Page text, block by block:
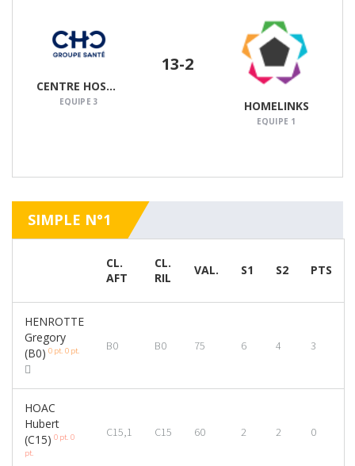
CENTRE HOSPITALIER CHRÉTIEN
EQUIPE 3
13-2
HOMELINKS
EQUIPE 1
SIMPLE N°1
CL.
AFT
CL.
RIL
VAL. S1 S2 PTS
HENROTTE
Gregory
(B0) 0 pt. 0 pt. B0 B0 75 6 4 3
HOAC
Hubert
(C15) 0 pt. 0
pt.
C15,1 C15 60 2 2 0